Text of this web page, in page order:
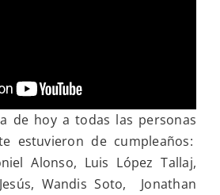
de hoy a todas las personas
estuvieron de cumpleaños:
Alonso, Luis López Tallaj,
Wandis Soto, Jonathan